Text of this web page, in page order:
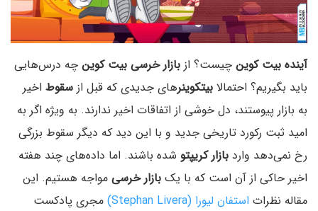
آینده بیت کوین چیست؟ از بازار خرسی بیت کوین چه درس‌هایی
باید بگیریم؟ احتمالا بیتکوینرهای جدیدی که قبل از سقوط اخیر
به بازار پیوستند، دل خوشی از اتفاقات اخیر ندارند. به ویژه اگر به
امید ثبت رکورد تاریخی جدید و با این دید که دیگر سقوط بزرگی
رخ نمی‌دهد وارد بازار کریپتو شده باشند. اما داده‌های چند هفته
اخیر حاکی از آن است که با یک بازار خرسی مواجه هستیم. این
مقاله نظرات استفان لیورا (Stephan Livera)
مجری پادکست